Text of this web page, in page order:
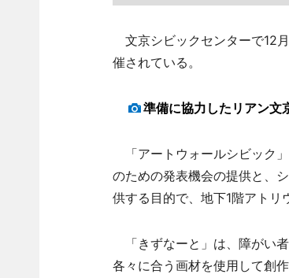
文京シビックセンターで12
催されている。
準備に協力したリアン文
「アートウォールシビック
のための発表機会の提供と、
供する目的で、地下1階アトリ
「きずなーと」は、障がい
各々に合う画材を使用して創